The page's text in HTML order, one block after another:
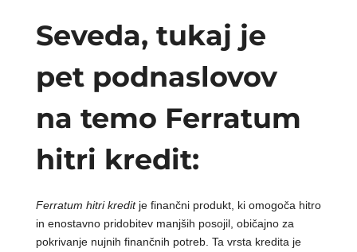
Seveda, tukaj je
pet podnaslovov
na temo Ferratum
hitri kredit:
Ferratum hitri kreditje finančni produkt, ki omogoča hitro
in enostavno pridobitev manjših posojil, običajno za
pokrivanje nujnih finančnih potreb. Ta vrsta kredita je